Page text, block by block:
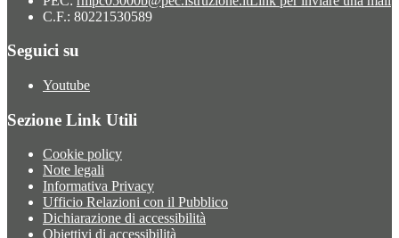
C.F.: 80221530589
Seguici su
Youtube
Sezione Link Utili
Cookie policy
Note legali
Informativa Privacy
Ufficio Relazioni con il Pubblico
Dichiarazione di accessibilità
Obiettivi di accessibilità